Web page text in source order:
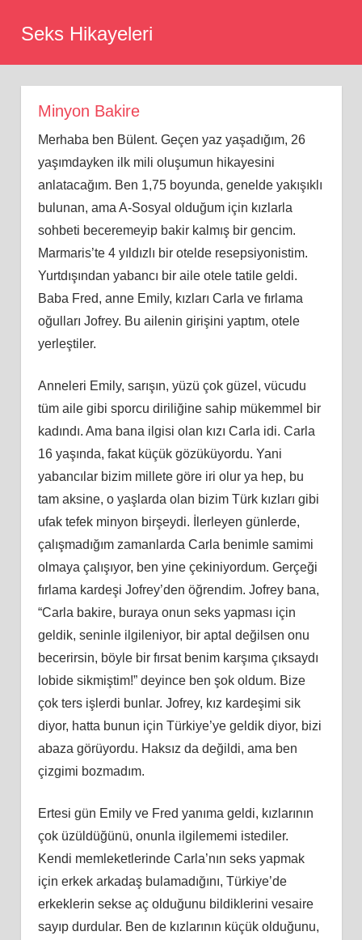
Seks Hikayeleri
Minyon Bakire
Merhaba ben Bülent. Geçen yaz yaşadığım, 26
yaşımdayken ilk mili oluşumun hikayesini
anlatacağım. Ben 1,75 boyunda, genelde yakışıklı
bulunan, ama A-Sosyal olduğum için kızlarla
sohbeti beceremeyip bakir kalmış bir gencim.
Marmaris’te 4 yıldızlı bir otelde resepsiyonistim.
Yurtdışından yabancı bir aile otele tatile geldi.
Baba Fred, anne Emily, kızları Carla ve fırlama
oğulları Jofrey. Bu ailenin girişini yaptım, otele
yerleştiler.
Anneleri Emily, sarışın, yüzü çok güzel, vücudu
tüm aile gibi sporcu diriliğine sahip mükemmel bir
kadındı. Ama bana ilgisi olan kızı Carla idi. Carla
16 yaşında, fakat küçük gözüküyordu. Yani
yabancılar bizim millete göre iri olur ya hep, bu
tam aksine, o yaşlarda olan bizim Türk kızları gibi
ufak tefek minyon birşeydi. İlerleyen günlerde,
çalışmadığım zamanlarda Carla benimle samimi
olmaya çalışıyor, ben yine çekiniyordum. Gerçeği
fırlama kardeşi Jofrey’den öğrendim. Jofrey bana,
“Carla bakire, buraya onun seks yapması için
geldik, seninle ilgileniyor, bir aptal değilsen onu
becerirsin, böyle bir fırsat benim karşıma çıksaydı
lobide sikmiştim!” deyince ben şok oldum. Bize
çok ters işlerdi bunlar. Jofrey, kız kardeşimi sik
diyor, hatta bunun için Türkiye’ye geldik diyor, bizi
abaza görüyordu. Haksız da değildi, ama ben
çizgimi bozmadım.
Ertesi gün Emily ve Fred yanıma geldi, kızlarının
çok üzüldüğünü, onunla ilgilememi istediler.
Kendi memleketlerinde Carla’nın seks yapmak
için erkek arkadaş bulamadığını, Türkiye’de
erkeklerin sekse aç olduğunu bildiklerini vesaire
sayıp durdular. Ben de kızlarının küçük olduğunu,